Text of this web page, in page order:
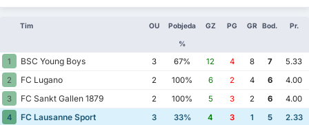
Tim OU Pobjeda
%
GZ PG GR Bod. Pr.
1 BSC Young Boys 3 67% 12 4 8 7
5.33
2
FC Lugano 2 100% 6 2 4 6
4.00
3
FC Sankt Gallen 1879 2 100% 5 3 2 6
4.00
4
FC Lausanne Sport 3 33% 4 3 1 5
2.33